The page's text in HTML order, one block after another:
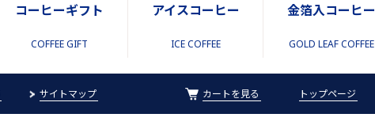
コーヒーギフト
COFFEE GIFT
アイスコーヒー
ICE COFFEE
金箔入コーヒー
GOLD LEAF COFFEE
サイトマップ カートを見る トップページ